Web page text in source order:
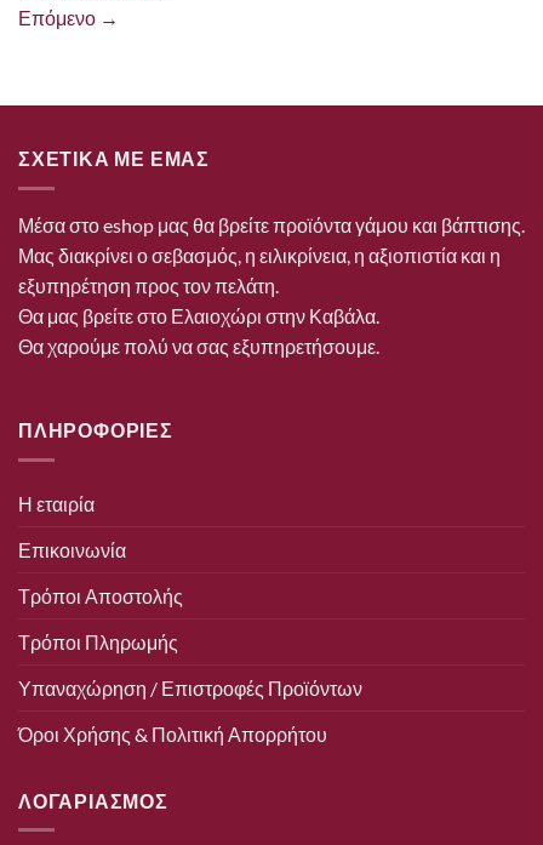
Επόμενο →
ΣΧΕΤΙΚΑ ΜΕ ΕΜΑΣ
Μέσα στο eshop μας θα βρείτε προϊόντα γάμου και βάπτισης.
Μας διακρίνει ο σεβασμός, η ειλικρίνεια, η αξιοπιστία και η
εξυπηρέτηση προς τον πελάτη.
Θα μας βρείτε στο Ελαιοχώρι στην Καβάλα.
Θα χαρούμε πολύ να σας εξυπηρετήσουμε.
ΠΛΗΡΟΦΟΡΙΕΣ
Η εταιρία
Επικοινωνία
Τρόποι Αποστολής
Τρόποι Πληρωμής
Υπαναχώρηση / Επιστροφές Προϊόντων
Όροι Χρήσης & Πολιτική Απορρήτου
ΛΟΓΑΡΙΑΣΜΟΣ